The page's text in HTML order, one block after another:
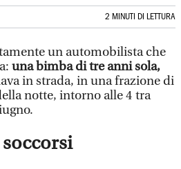
2 MINUTI DI LETTURA
un automobilista che
una bimba di tre anni sola,
in strada, in una frazione di
notte, intorno alle 4 tra